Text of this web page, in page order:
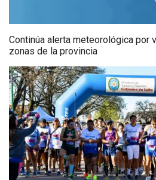
Continúa alerta meteorológica por
zonas de la provincia